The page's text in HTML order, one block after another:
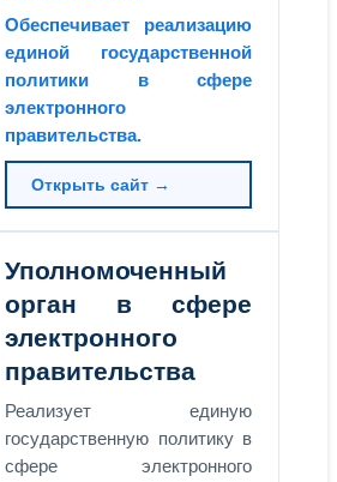
Обеспечивает реализацию
единой государственной
политики в сфере
электронного
правительства.
Открыть сайт →
Уполномоченный
орган в сфере
электронного
правительства
Реализует единую
государственную политику в
сфере электронного